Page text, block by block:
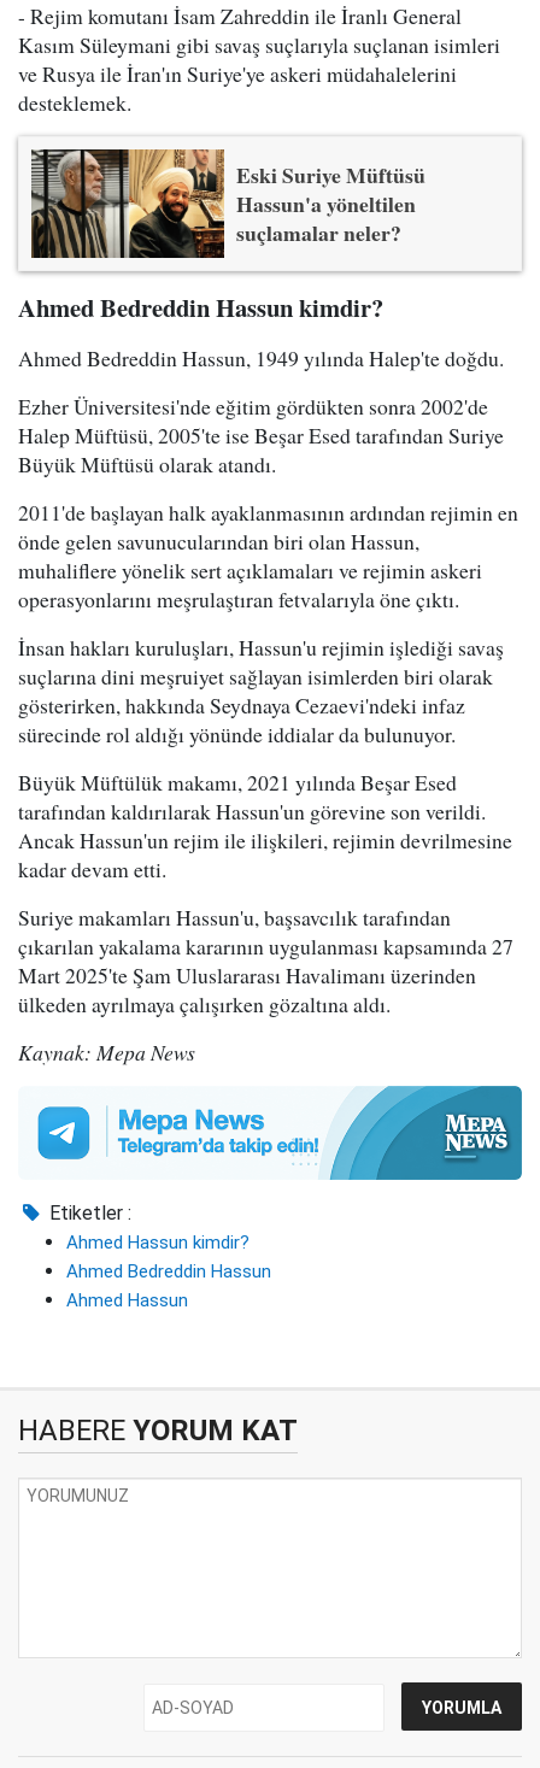
- Rejim komutanı İsam Zahreddin ile İranlı General
Kasım Süleymani gibi savaş suçlarıyla suçlanan isimleri
ve Rusya ile İran'ın Suriye'ye askeri müdahalelerini
desteklemek.
Eski Suriye Müftüsü
Hassun'a yöneltilen
suçlamalar neler?
Ahmed Bedreddin Hassun kimdir?
Ahmed Bedreddin Hassun, 1949 yılında Halep'te doğdu.
Ezher Üniversitesi'nde eğitim gördükten sonra 2002'de
Halep Müftüsü, 2005'te ise Beşar Esed tarafından Suriye
Büyük Müftüsü olarak atandı.
2011'de başlayan halk ayaklanmasının ardından rejimin en
önde gelen savunucularından biri olan Hassun,
muhaliflere yönelik sert açıklamaları ve rejimin askeri
operasyonlarını meşrulaştıran fetvalarıyla öne çıktı.
İnsan hakları kuruluşları, Hassun'u rejimin işlediği savaş
suçlarına dini meşruiyet sağlayan isimlerden biri olarak
gösterirken, hakkında Seydnaya Cezaevi'ndeki infaz
sürecinde rol aldığı yönünde iddialar da bulunuyor.
Büyük Müftülük makamı, 2021 yılında Beşar Esed
tarafından kaldırılarak Hassun'un görevine son verildi.
Ancak Hassun'un rejim ile ilişkileri, rejimin devrilmesine
kadar devam etti.
Suriye makamları Hassun'u, başsavcılık tarafından
çıkarılan yakalama kararının uygulanması kapsamında 27
Mart 2025'te Şam Uluslararası Havalimanı üzerinden
ülkeden ayrılmaya çalışırken gözaltına aldı.
Kaynak: Mepa News
Etiketler :
Ahmed Hassun kimdir?
Ahmed Bedreddin Hassun
Ahmed Hassun
HABERE YORUM KAT